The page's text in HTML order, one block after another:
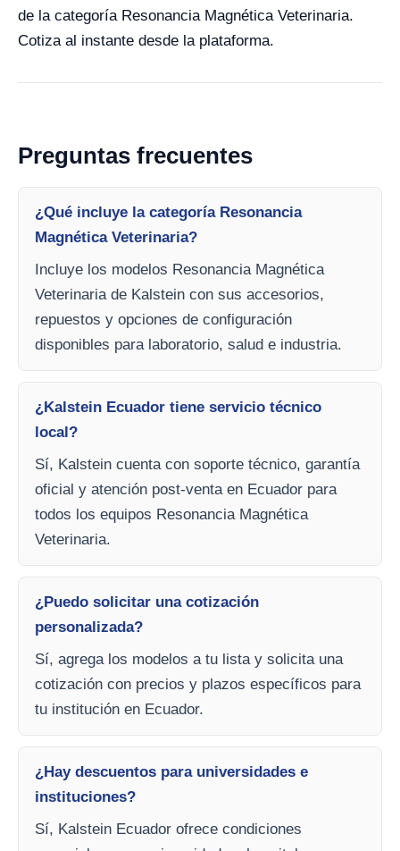
de la categoría Resonancia Magnética Veterinaria.
Cotiza al instante desde la plataforma.
Preguntas frecuentes
¿Qué incluye la categoría Resonancia
Magnética Veterinaria?
Incluye los modelos Resonancia Magnética
Veterinaria de Kalstein con sus accesorios,
repuestos y opciones de configuración
disponibles para laboratorio, salud e industria.
¿Kalstein Ecuador tiene servicio técnico
local?
Sí, Kalstein cuenta con soporte técnico, garantía
oficial y atención post-venta en Ecuador para
todos los equipos Resonancia Magnética
Veterinaria.
¿Puedo solicitar una cotización
personalizada?
Sí, agrega los modelos a tu lista y solicita una
cotización con precios y plazos específicos para
tu institución en Ecuador.
¿Hay descuentos para universidades e
instituciones?
Sí, Kalstein Ecuador ofrece condiciones